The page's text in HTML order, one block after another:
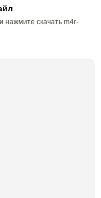
нажмите скачать m4r-